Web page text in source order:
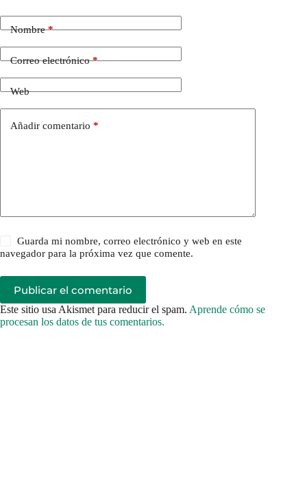
Nombre*
Correo electrónico*
Web
Añadir comentario *
Guarda mi nombre, correo electrónico y web en este
navegador para la próxima vez que comente.
Publicar el comentario
Este sitio usa Akismet para reducir el spam. Aprende cómo se
procesan los datos de tus comentarios.